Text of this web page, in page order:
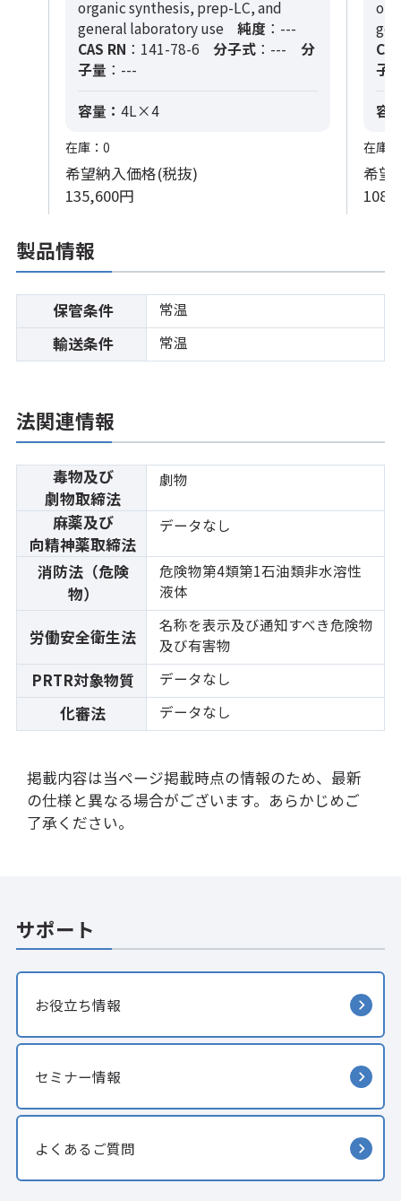
organic synthesis, prep-LC, and
general laboratory use
純度 ：---
CAS RN ：141-78-6 分子式 ：---
分
子量 ：---
容量： 4L×4
在庫：0
希望納入価格(税抜)
135,600円
子
容
在庫
希望
製品情報
保管条件 常温
輸送条件 常温
法関連情報
毒物及び
劇物取締法
劇物
麻薬及び
向精神薬取締法
データなし
消防法（危険
物）
危険物第4類第1石油類非水溶性
液体
労働安全衛生法
名称を表示及び通知すべき危険物
及び有害物
PRTR対象物質 データなし
化審法 データなし
掲載内容は当ページ掲載時点の情報のため、最新
の仕様と異なる場合がございます。あらかじめご
了承ください。
サポート
お役立ち情報
セミナー情報
よくあるご質問